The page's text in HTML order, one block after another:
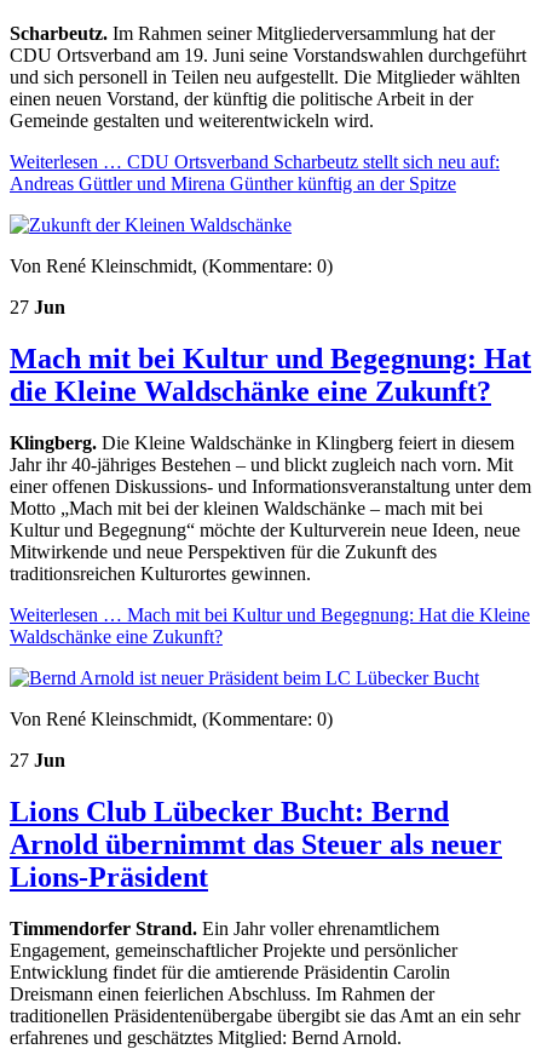
Scharbeutz. Im Rahmen seiner Mitgliederversammlung hat der
CDU Ortsverband am 19. Juni seine Vorstandswahlen durchgeführt
und sich personell in Teilen neu aufgestellt. Die Mitglieder wählten
einen neuen Vorstand, der künftig die politische Arbeit in der
Gemeinde gestalten und weiterentwickeln wird.
Weiterlesen … CDU Ortsverband Scharbeutz stellt sich neu auf:
Andreas Güttler und Mirena Günther künftig an der Spitze
Von René Kleinschmidt, (Kommentare: 0)
27 Jun
Mach mit bei Kultur und Begegnung: Hat
die Kleine Waldschänke eine Zukunft?
Klingberg. Die Kleine Waldschänke in Klingberg feiert in diesem
Jahr ihr 40-jähriges Bestehen – und blickt zugleich nach vorn. Mit
einer offenen Diskussions- und Informationsveranstaltung unter dem
Motto „Mach mit bei der kleinen Waldschänke – mach mit bei
Kultur und Begegnung“ möchte der Kulturverein neue Ideen, neue
Mitwirkende und neue Perspektiven für die Zukunft des
traditionsreichen Kulturortes gewinnen.
Weiterlesen … Mach mit bei Kultur und Begegnung: Hat die Kleine
Waldschänke eine Zukunft?
Von René Kleinschmidt, (Kommentare: 0)
27 Jun
Lions Club Lübecker Bucht: Bernd
Arnold übernimmt das Steuer als neuer
Lions-Präsident
Timmendorfer Strand. Ein Jahr voller ehrenamtlichem
Engagement, gemeinschaftlicher Projekte und persönlicher
Entwicklung findet für die amtierende Präsidentin Carolin
Dreismann einen feierlichen Abschluss. Im Rahmen der
traditionellen Präsidentenübergabe übergibt sie das Amt an ein sehr
erfahrenes und geschätztes Mitglied: Bernd Arnold.